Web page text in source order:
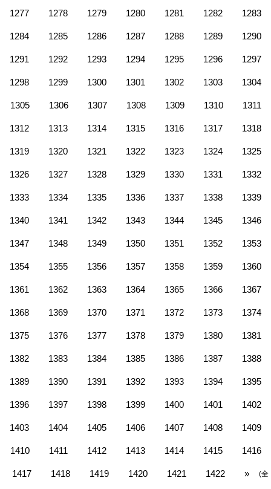
1277 1278 1279 1280 1281 1282 1283
1284 1285 1286 1287 1288 1289 1290
1291 1292 1293 1294 1295 1296 1297
1298 1299 1300 1301 1302 1303 1304
1305 1306 1307 1308 1309 1310 1311
1312 1313 1314 1315 1316 1317 1318
1319 1320 1321 1322 1323 1324 1325
1326 1327 1328 1329 1330 1331 1332
1333 1334 1335 1336 1337 1338 1339
1340 1341 1342 1343 1344 1345 1346
1347 1348 1349 1350 1351 1352 1353
1354 1355 1356 1357 1358 1359 1360
1361 1362 1363 1364 1365 1366 1367
1368 1369 1370 1371 1372 1373 1374
1375 1376 1377 1378 1379 1380 1381
1382 1383 1384 1385 1386 1387 1388
1389 1390 1391 1392 1393 1394 1395
1396 1397 1398 1399 1400 1401 1402
1403 1404 1405 1406 1407 1408 1409
1410 1411 1412 1413 1414 1415 1416
1417 1418 1419 1420 1421 1422 » (全